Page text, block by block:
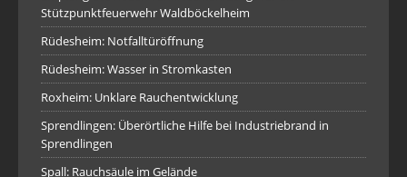
Stützpunktfeuerwehr Waldböckelheim
Rüdesheim: Notfalltüröffnung
Rüdesheim: Wasser in Stromkasten
Roxheim: Unklare Rauchentwicklung
Sprendlingen: Überörtliche Hilfe bei Industriebrand in
Sprendlingen
Spall: Rauchsäule im Gelände